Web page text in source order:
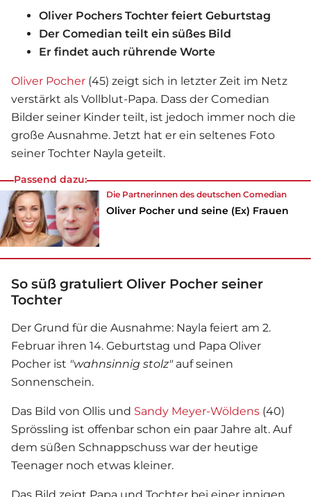
Oliver Pochers Tochter feiert Geburtstag
Der Comedian teilt ein süßes Bild
Er findet auch rührende Worte
Oliver Pocher (45) zeigt sich in letzter Zeit im Netz
verstärkt als Vollblut-Papa. Dass der Comedian
Bilder seiner Kinder teilt, ist jedoch immer noch die
große Ausnahme. Jetzt hat er ein seltenes Foto
seiner Tochter Nayla geteilt.
Passend dazu:
Die Partnerinnen des deutschen Comedian
Oliver Pocher und seine (Ex) Frauen
So süß gratuliert Oliver Pocher seiner
Tochter
Der Grund für die Ausnahme: Nayla feiert am 2.
Februar ihren 14. Geburtstag und Papa Oliver
Pocher ist "wahnsinnig stolz" auf seinen
Sonnenschein.
Das Bild von Ollis und Sandy Meyer-Wöldens (40)
Sprössling ist offenbar schon ein paar Jahre alt. Auf
dem süßen Schnappschuss war der heutige
Teenager noch etwas kleiner.